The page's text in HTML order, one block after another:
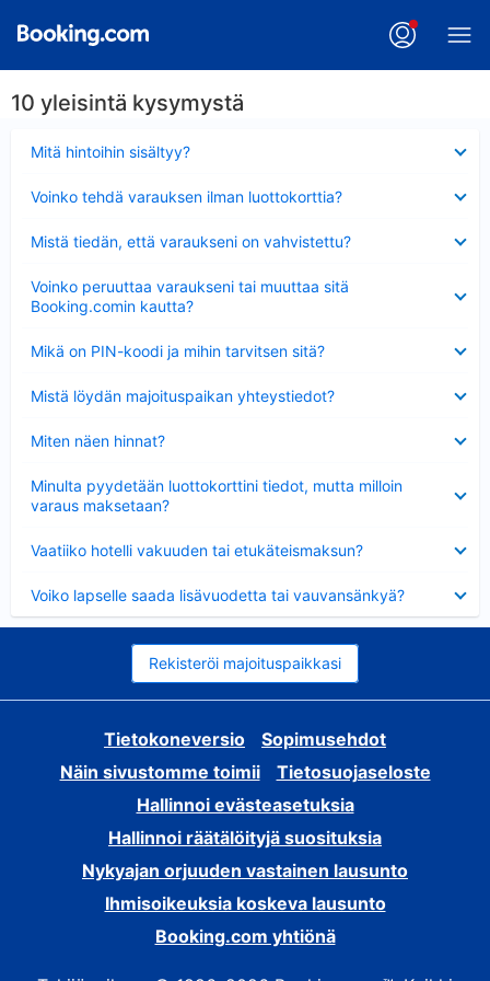
10 yleisintä kysymystä
Mitä hintoihin sisältyy?
Voinko tehdä varauksen ilman luottokorttia?
Mistä tiedän, että varaukseni on vahvistettu?
Voinko peruuttaa varaukseni tai muuttaa sitä
Booking.comin kautta?
Mikä on PIN-koodi ja mihin tarvitsen sitä?
Mistä löydän majoituspaikan yhteystiedot?
Miten näen hinnat?
Minulta pyydetään luottokorttini tiedot, mutta milloin
varaus maksetaan?
Vaatiiko hotelli vakuuden tai etukäteismaksun?
Voiko lapselle saada lisävuodetta tai vauvansänkyä?
Rekisteröi majoituspaikkasi
Tietokoneversio
Sopimusehdot
Näin sivustomme toimii
Tietosuojaseloste
Hallinnoi evästeasetuksia
Hallinnoi räätälöityjä suosituksia
Nykyajan orjuuden vastainen lausunto
Ihmisoikeuksia koskeva lausunto
Booking.com yhtiönä